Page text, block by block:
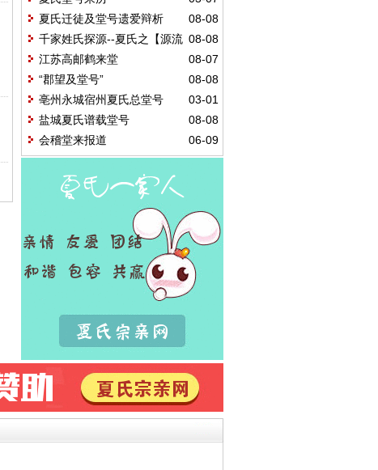
08-08
夏氏迁徒及堂号遗爱辩析
08-08
千家姓氏探源--夏氏之【源流
郡望】
08-07
江苏高邮鹤来堂
08-08
“郡望及堂号”
03-01
亳州永城宿州夏氏总堂号
08-08
盐城夏氏谱载堂号
06-09
会稽堂来报道